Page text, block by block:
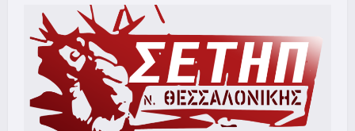
ΣΥΝΕΛΕΥΣΗ
ΣΕΤΗΠ
9/9-
ΣΥΛΛΑΛΗΤΗΡΙΟ
Δ.Ε.Θ.
6/9